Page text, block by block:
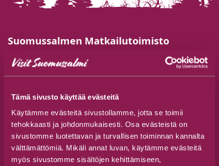
Tämä sivusto käyttää evästeitä
Käytämme evästeitä sivustollamme, jotta se toimii
tehokkaasti ja johdonmukaisesti. Osa evästeistä on
sivustomme luotettavan ja turvallisen toiminnan kannalta
välttämättömiä. Mikäli annat luvan, käytämme evästeitä
myös sivustomme sisältöjen kehittämiseen,
Suomussalmen Matkailutoimisto
Jalonkaarre 5, 89600 Suomussalmi
+358 44 777 3250
visit(at)suomussalmi.fi
Seuraa meitä